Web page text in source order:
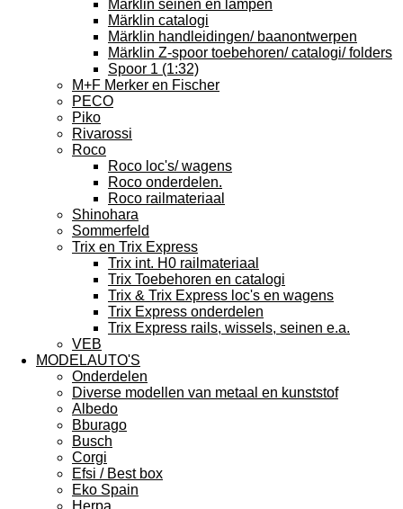
Märklin seinen en lampen
Märklin catalogi
Märklin handleidingen/ baanontwerpen
Märklin Z-spoor toebehoren/ catalogi/ folders
Spoor 1 (1:32)
M+F Merker en Fischer
PECO
Piko
Rivarossi
Roco
Roco loc's/ wagens
Roco onderdelen.
Roco railmateriaal
Shinohara
Sommerfeld
Trix en Trix Express
Trix int. H0 railmateriaal
Trix Toebehoren en catalogi
Trix & Trix Express loc's en wagens
Trix Express onderdelen
Trix Express rails, wissels, seinen e.a.
VEB
MODELAUTO'S
Onderdelen
Diverse modellen van metaal en kunststof
Albedo
Bburago
Busch
Corgi
Efsi / Best box
Eko Spain
Herpa